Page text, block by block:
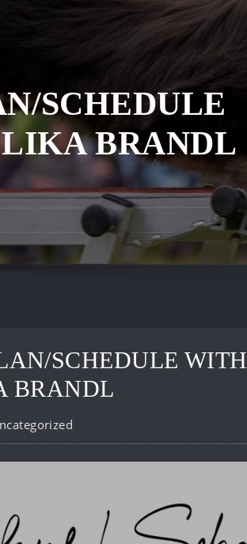
SCHEDULE
BRANDL
SCHEDULE WITH
BRANDL